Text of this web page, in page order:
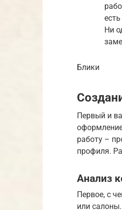
Ни
Блики
Первый и
работу –
профиля.
Анализ
Первое, с
или